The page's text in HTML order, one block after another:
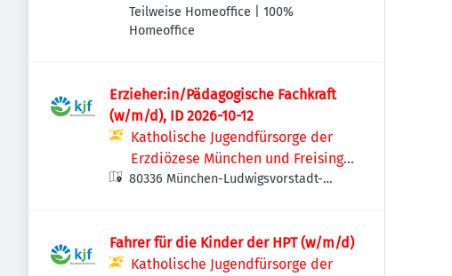
Teilweise Homeoffice | 100%
Homeoffice
Erzieher:in/Pädagogische Fachkraft
(w/m/d), ID 2026-10-12
Katholische Jugendfürsorge der
Erzdiözese München und Freising
e.V.
80336 München-Ludwigsvorstadt-
Fahrer für die Kinder der HPT (w/m/d)
Katholische Jugendfürsorge der